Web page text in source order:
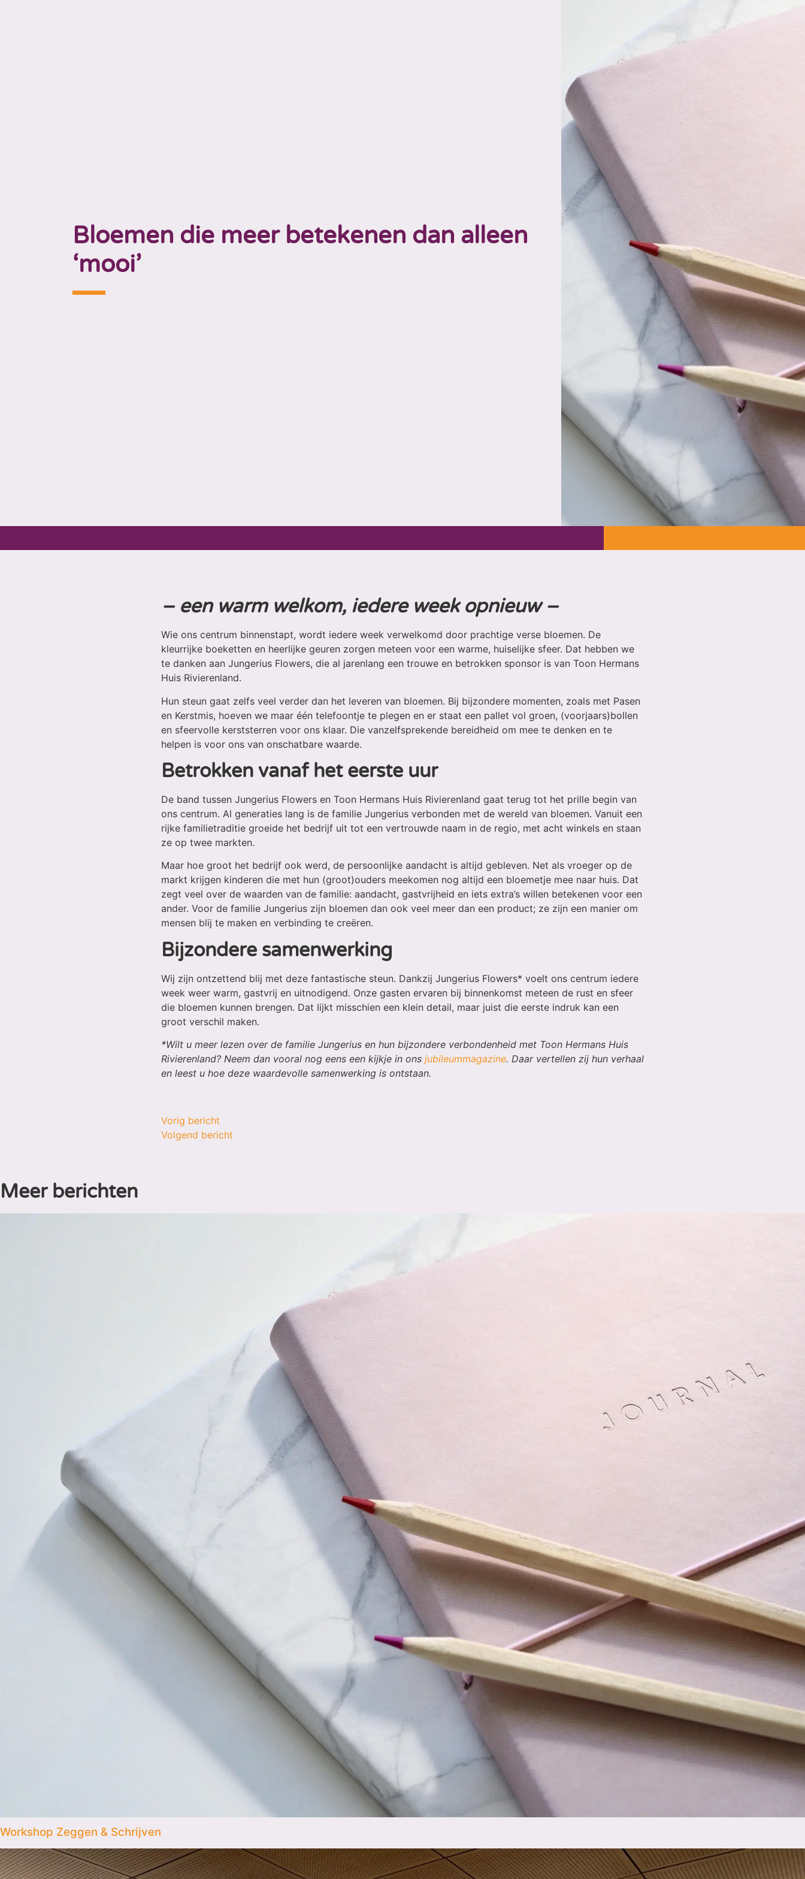
Bloemen die meer betekenen dan alleen
‘mooi’
– een warm welkom, iedere week opnieuw –
Wie ons centrum binnenstapt, wordt iedere week verwelkomd door prachtige verse bloemen. De
kleurrijke boeketten en heerlijke geuren zorgen meteen voor een warme, huiselijke sfeer. Dat hebben we
te danken aan Jungerius Flowers, die al jarenlang een trouwe en betrokken sponsor is van Toon Hermans
Huis Rivierenland.
Hun steun gaat zelfs veel verder dan het leveren van bloemen. Bij bijzondere momenten, zoals met Pasen
en Kerstmis, hoeven we maar één telefoontje te plegen en er staat een pallet vol groen, (voorjaars)bollen
en sfeervolle kerststerren voor ons klaar. Die vanzelfsprekende bereidheid om mee te denken en te
helpen is voor ons van onschatbare waarde.
Betrokken vanaf het eerste uur
De band tussen Jungerius Flowers en Toon Hermans Huis Rivierenland gaat terug tot het prille begin van
ons centrum. Al generaties lang is de familie Jungerius verbonden met de wereld van bloemen. Vanuit een
rijke familietraditie groeide het bedrijf uit tot een vertrouwde naam in de regio, met acht winkels en staan
ze op twee markten.
Maar hoe groot het bedrijf ook werd, de persoonlijke aandacht is altijd gebleven. Net als vroeger op de
markt krijgen kinderen die met hun (groot)ouders meekomen nog altijd een bloemetje mee naar huis. Dat
zegt veel over de waarden van de familie: aandacht, gastvrijheid en iets extra’s willen betekenen voor een
ander. Voor de familie Jungerius zijn bloemen dan ook veel meer dan een product; ze zijn een manier om
mensen blij te maken en verbinding te creëren.
Bijzondere samenwerking
Wij zijn ontzettend blij met deze fantastische steun. Dankzij Jungerius Flowers* voelt ons centrum iedere
week weer warm, gastvrij en uitnodigend. Onze gasten ervaren bij binnenkomst meteen de rust en sfeer
die bloemen kunnen brengen. Dat lijkt misschien een klein detail, maar juist die eerste indruk kan een
groot verschil maken.
*Wilt u meer lezen over de familie Jungerius en hun bijzondere verbondenheid met Toon Hermans Huis
Rivierenland? Neem dan vooral nog eens een kijkje in ons jubileummagazine. Daar vertellen zij hun verhaal
en leest u hoe deze waardevolle samenwerking is ontstaan.
Vorig bericht
Volgend bericht
Meer berichten
Workshop Zeggen & Schrijven